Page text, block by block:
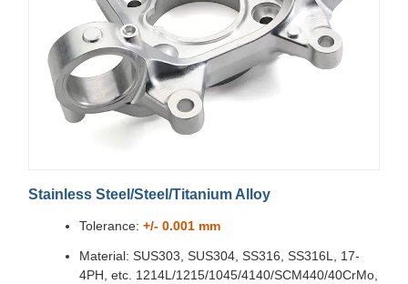
Stainless Steel/Steel/Titanium Alloy
Tolerance: +/- 0.001 mm
Material: SUS303, SUS304, SS316, SS316L, 17-
4PH, etc. 1214L/1215/1045/4140/SCM440/40CrMo,